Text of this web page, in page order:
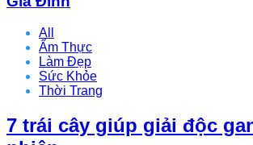
All
Ẩm Thực
Làm Đẹp
Sức Khỏe
Thời Trang
7 trái cây giúp giải độc